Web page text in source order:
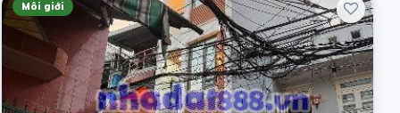
Môi giới